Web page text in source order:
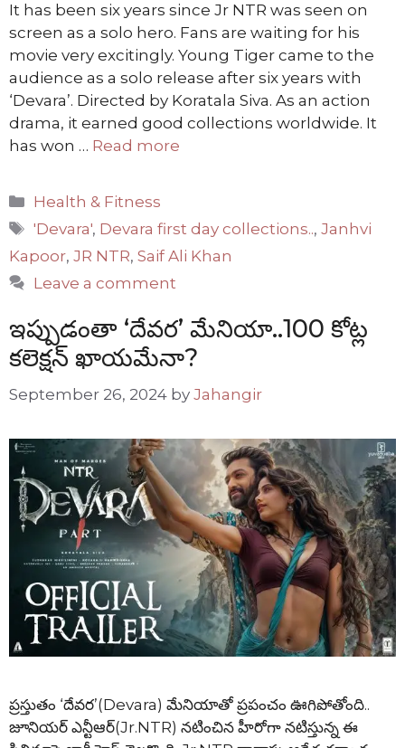
It has been six years since Jr NTR was seen on
screen as a solo hero. Fans are waiting for his
movie very excitingly. Young Tiger came to the
audience as a solo release after six years with
‘Devara’. Directed by Koratala Siva. As an action
drama, it earned good collections worldwide. It
has won … Read more
Categories
Health & Fitness
Tags
'Devara', Devara first day collections..,Janhvi
Kapoor, JR NTR, Saif Ali Khan
Leave a comment
ఇప్పుడంతా ‘దేవర’ మేనియా..100 కోట్ల
కలెక్షన్ ఖాయమేనా?
September 26, 2024 by Jahangir
ప్రస్తుతం ‘దేవర’(Devara) మేనియాతో ప్రపంచం ఊగిపోతోంది..
జూనియర్ ఎన్టీఆర్(Jr.NTR) నటించిన హీరోగా నటిస్తున్న ఈ